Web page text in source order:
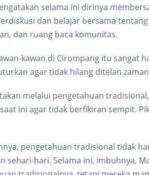
selama ini dirinya
dan belajar bersama
dan ruang baca komunitas.
kawan di Cirompang itu sangat
agar tidak hilang ditelan
melalui pengetahuan
ini agar tidak berfikiran sempit.
pengetahuan tradisional tidak
sehari-hari. Selama ini, imbuhnya,